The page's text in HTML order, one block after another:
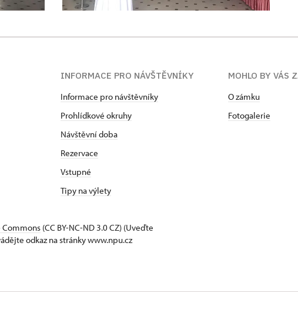
INFORMACE PRO NÁVŠTĚVNÍKY
Informace pro návštěvníky
Prohlídkové okruhy
Návštěvní doba
Rezervace
Vstupné
Tipy na výlety
MOHLO BY VÁS
O zámku
Fotogalerie
(CC BY-NC-ND 3.0 CZ) (Uveďte
odkaz na stránky www.npu.cz